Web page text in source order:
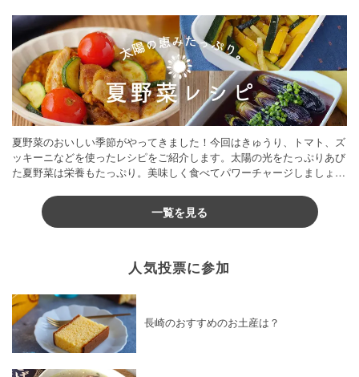
夏野菜のおいしい季節がやってきました！今回はきゅうり、トマト、ズ
ッキーニなどを使ったレシピをご紹介します。太陽の光をたっぷりあび
た夏野菜は栄養もたっぷり。美味しく食べてパワーチャージしましょう
一覧を見る
人気投票に参加
長崎のおすすめのお土産は？